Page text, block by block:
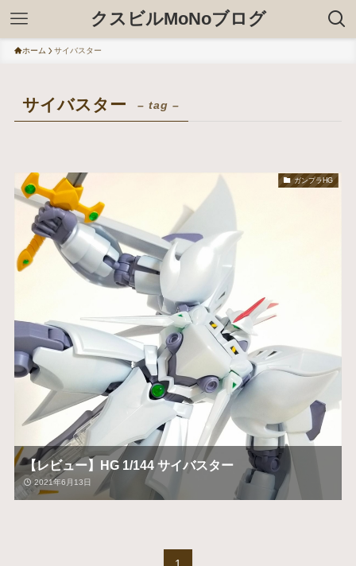
クスビルMoNoブログ
ホーム サイバスター
サイバスター – tag –
ガンプラHG
【レビュー】HG 1/144 サイバスター
2021年6月13日
1